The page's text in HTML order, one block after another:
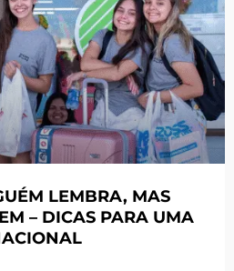
LEMBRA, MAS
– DICAS PARA UMA